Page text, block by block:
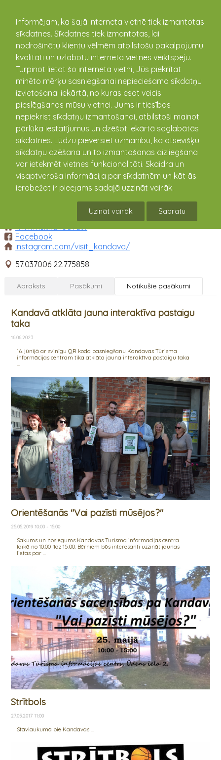
Informējam, ka šajā interneta vietnē tiek izmantotas
sīkdatnes. Sīkdatnes tiek izmantotas, lai
nodrošinātu klientu vēlmēm atbilstošu pakalpojumu
kvalitāti un uzlabotu interneta vietnes veiktspēju.
Turpinot lietot šo interneta vietni, Jūs piekrītat
minēto mērķu sasniegšanai nepieciešamo sīkdatņu
izvietošanai iekārtā, no kuras esat veicis
pieslēgšanos mūsu vietnei. Jums ir tiesības
nepiekrist sīkdatņu izmantošanai, atbilstoši mainot
pārlūka iestatījumus un dzēšot iekārtā saglabātās
sīkdatnes. Lūdzu pievērsiet uzmanību, ka atsevišķu
sīkdatņu dzēšana un to izmantošanas aizliegšana
var ietekmēt vietnes funkcionalitāti. Skaidra un
visaptveroša informācija par sīkdatnēm un kāt ās
ierobežot ir pieejams sadaļā uzzināt vairāk.
Uzināt vairāk Sapratu
kandava.lv
Kandavas tūrisma informācijas
centrs
Ūdens iela 2, Kandava, Tukuma novads, Latvija, LV-3120
(+371) 63181150
tickandava@tukums.lv
Facebook
instagram.com/visit_kandava/
57.037006 22.775858
Apraksts Pasākumi Notikušie pasākumi
Kandavā atklāta jauna interaktīva pastaigu
taka
16.06.2023
16. jūnijā ar svinīgu QR koda pasniegšanu Kandavas Tūrisma
informācijas centram tika atklāta jauna interaktīva pastaigu taka
...
Orientēšanās "Vai pazīsti mūsējos?"
25.05.2019 10:00 - 15:00
Sākums un noslēgums Kandavas Tūrisma informācijas centrā
laikā no 10:00 līdz 15:00. Bērniem būs interesanti uzzināt jaunas
lietas par ...
Strītbols
27.05.2017 11:00
Stāvlaukumā pie Kandavas ...